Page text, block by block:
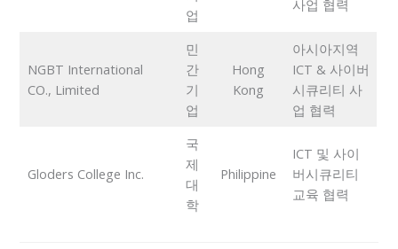
업
사업 협력
NGBT International
CO., Limited
민
간
기
업
Hong
Kong
아시아지역
ICT & 사이버
시큐리티 사
업 협력
Gloders College Inc.
국
제
대
학
Philippine
ICT 및 사이
버시큐리티
교육 협력